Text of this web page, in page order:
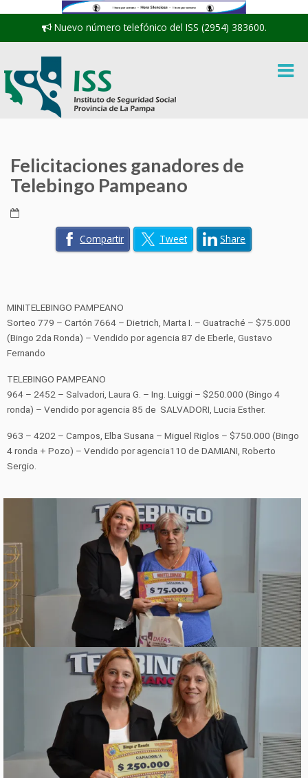
Nuevo número telefónico del ISS (2954) 383600.
Felicitaciones ganadores de
Telebingo Pampeano
Compartir Tweet Share
MINITELEBINGO PAMPEANO
Sorteo 779 – Cartón 7664 – Dietrich, Marta I. – Guatraché – $75.000
(Bingo 2da Ronda) – Vendido por agencia 87 de Eberle, Gustavo
Fernando
TELEBINGO PAMPEANO
964 – 2452 – Salvadori, Laura G. – Ing. Luiggi – $250.000 (Bingo 4
ronda) – Vendido por agencia 85 de SALVADORI, Lucia Esther.
963 – 4202 – Campos, Elba Susana – Miguel Riglos – $750.000 (Bingo
4 ronda + Pozo) – Vendido por agencia110 de DAMIANI, Roberto
Sergio.